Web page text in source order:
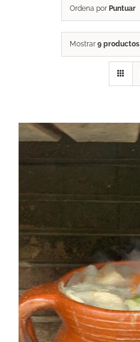
Ordena por Puntuar
Mostrar 9 productos